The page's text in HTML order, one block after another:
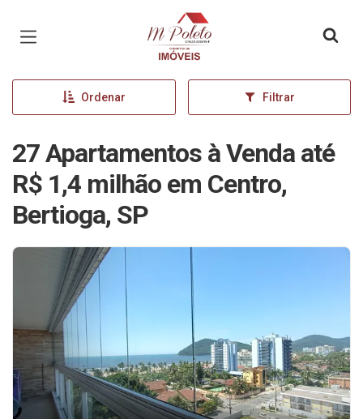
Página inicial
Ordenar Filtrar
27 Apartamentos à Venda até
R$ 1,4 milhão em Centro,
Bertioga, SP